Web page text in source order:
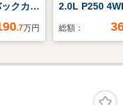
クカメ
ントロ
ート
.7万円
2.0L P250
プティブク
シート イン
プレイ 全
総額：